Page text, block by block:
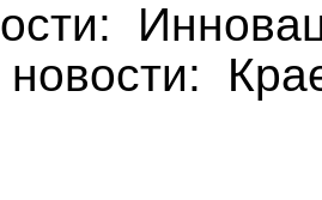
новости: